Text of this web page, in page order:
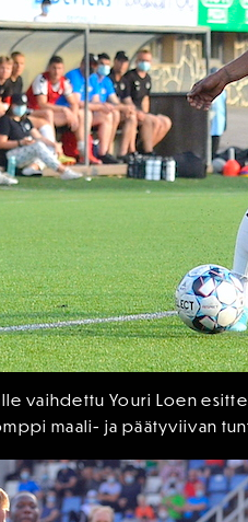
vaihdettu Youri Loen
maali- ja päätyviivan